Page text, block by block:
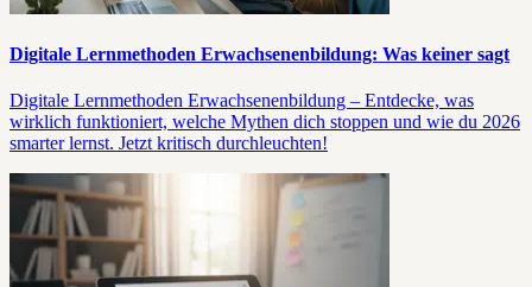
Digitale Lernmethoden Erwachsenenbildung: Was keiner sagt
Digitale Lernmethoden Erwachsenenbildung – Entdecke, was
wirklich funktioniert, welche Mythen dich stoppen und wie du 2026
smarter lernst. Jetzt kritisch durchleuchten!